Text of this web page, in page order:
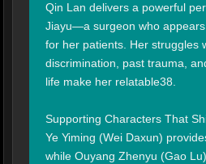
Qin Lan delivers a powerful
Jiayu—a surgeon who
for her patients. Her struggles
discrimination, past trauma,
life make her relatable38.
Supporting Characters That
Ye Yiming (Wei Daxun)
while Ouyang Zhenyu (Gao